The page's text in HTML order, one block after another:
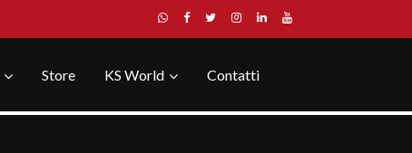
Store KS World Contatti